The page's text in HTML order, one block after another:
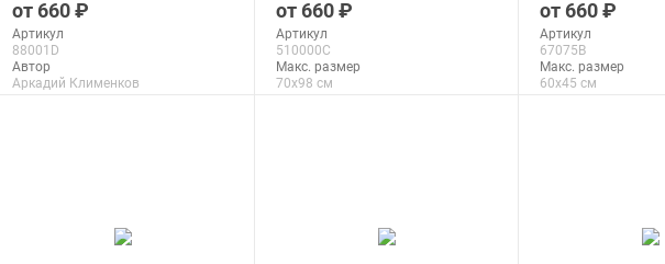
печать на бумаге
660
Артикул
88001D
Автор
Аркадий Клименков
печать на бумаге
660
Артикул
510000C
Макс. размер
70x98 см
660
Артикул
67075B
Макс. размер
60x45 см